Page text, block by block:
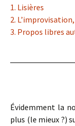
1. Lisières
2.
3. Propos libres
Évidemment la
plus (le mieux ?)